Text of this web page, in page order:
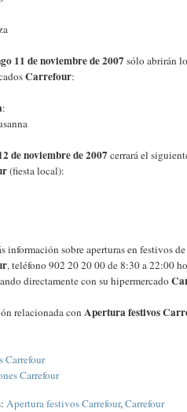
11 de noviembre de 2007sólo abrirán
Carrefour:
:
de noviembre de 2007cerrará el
(fiesta local):
información sobre aperturas en festivos
, teléfono 902 20 20 00 de 8:30 a 22:00
directamente con su hipermercado
relacionada con Apertura festivos
Carrefour
Carrefour
Apertura festivos Carrefour,Carrefour